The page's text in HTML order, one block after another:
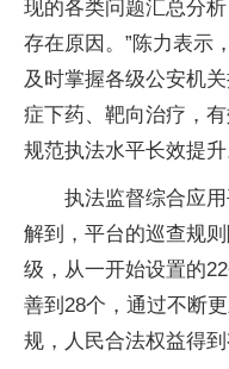
现的各类问题汇总分
存在原因。”陈力表示
及时掌握各级公安机
症下药、靶向治疗，
规范执法水平长效提升
执法监督综合应
解到，平台的巡查规
级，从一开始设置的
善到28个，通过不断
规，人民合法权益得到